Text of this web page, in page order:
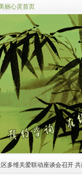
丽心灵首页
维关爱联动座谈会召开 共